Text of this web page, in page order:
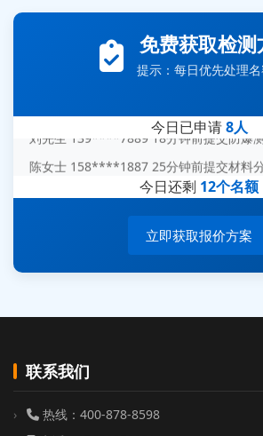
免费获取检测
提示：每日优先处理
今日已申请8人
张先生 138****5889 刚刚提交EMC报价
李女士 159****5393 3分钟前提交可靠性
王经理 186****9012 7分钟前提交并网/涉
刘先生 139****7889 18分钟前提交防爆测
杨经理 187****6696 30分钟前提交无人机
今日还剩 12个名额
立即获取报价方案
联系我们
热线：400-878-8598